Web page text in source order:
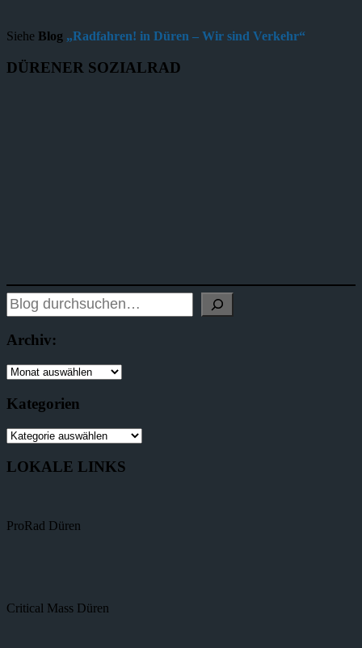
Siehe Blog „Radfahren! in Düren – Wir sind Verkehr“
DÜRENER SOZIALRAD
Archiv:
Kategorien
LOKALE LINKS
ProRad Düren
Critical Mass Düren